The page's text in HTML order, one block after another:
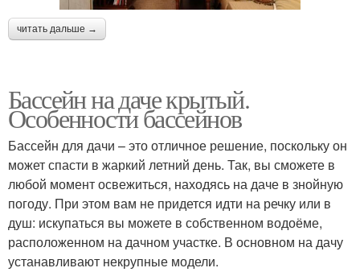
читать дальше →
Бассейн на даче крытый.
Особенности бассейнов
Бассейн для дачи – это отличное решение, поскольку он
может спасти в жаркий летний день. Так, вы сможете в
любой момент освежиться, находясь на даче в знойную
погоду. При этом вам не придется идти на речку или в
душ: искупаться вы можете в собственном водоёме,
расположенном на дачном участке. В основном на дачу
устанавливают некрупные модели.